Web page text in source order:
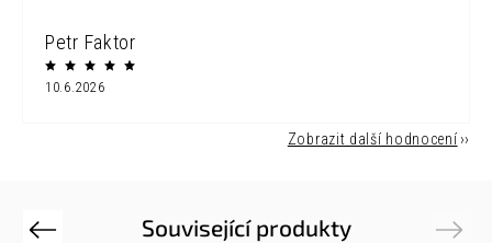
Petr Faktor
10.6.2026
Zobrazit další hodnocení
Související produkty
Previous Next